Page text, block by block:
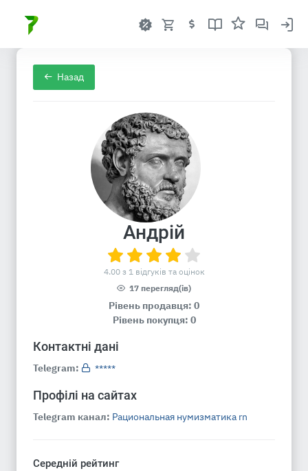
Назад
Андрій
4.00 з 1 відгуків та оцінок
17 перегляд(ів)
Рівень продавця: 0
Рівень покупця: 0
Контактні дані
Telegram: *****
Профілі на сайтах
Telegram канал: Рациональная нумизматика rn
Середній рейтинг